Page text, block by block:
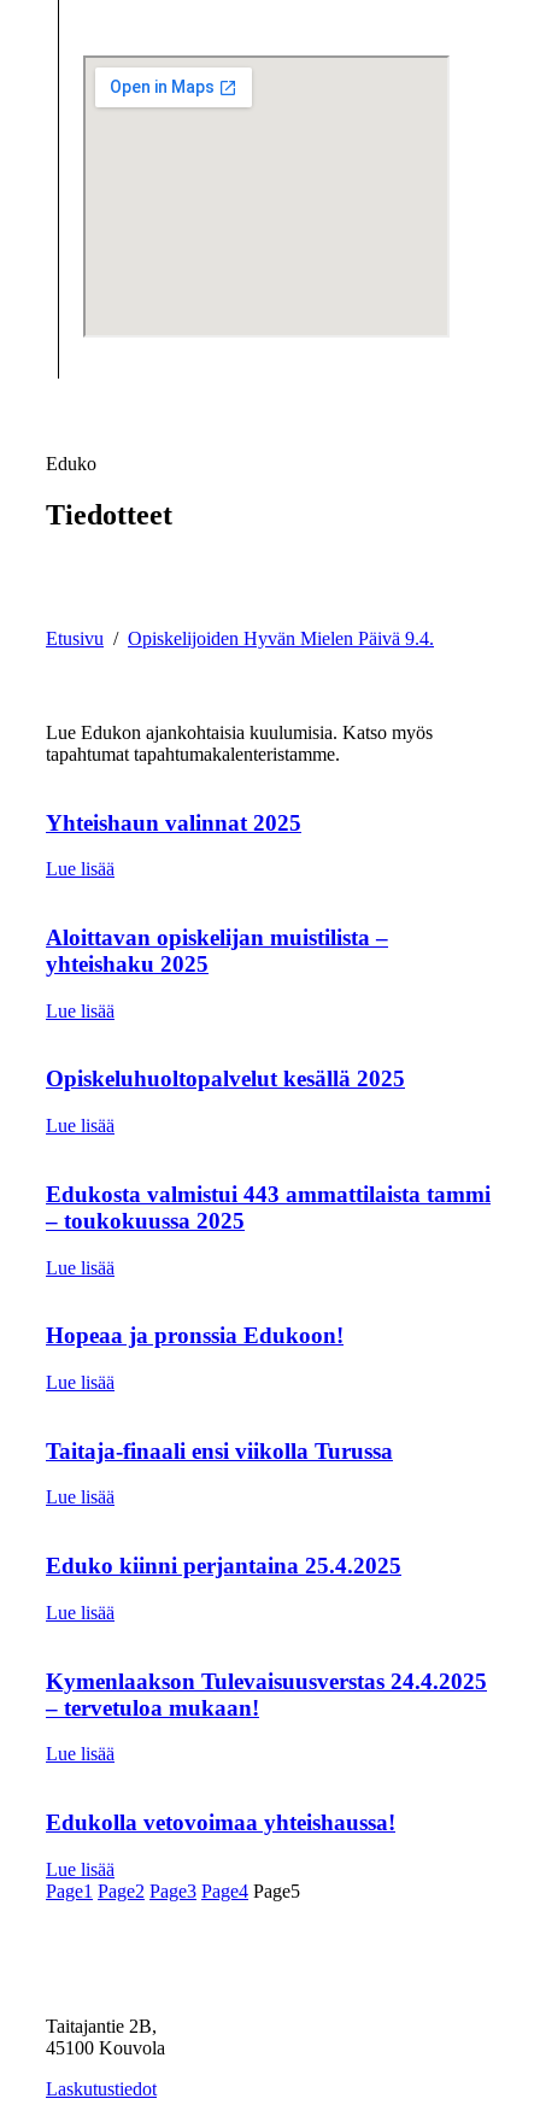
Eduko
Tiedotteet
Etusivu / Opiskelijoiden Hyvän Mielen Päivä 9.4.
Lue Edukon ajankohtaisia kuulumisia. Katso myös
tapahtumat tapahtuma­kalenteristamme.
Yhteishaun valinnat 2025
Lue lisää
Aloittavan opiskelijan muistilista –
yhteishaku 2025
Lue lisää
Opiskeluhuoltopalvelut kesällä 2025
Lue lisää
Edukosta valmistui 443 ammattilaista tammi
– toukokuussa 2025
Lue lisää
Hopeaa ja pronssia Edukoon!
Lue lisää
Taitaja-finaali ensi viikolla Turussa
Lue lisää
Eduko kiinni perjantaina 25.4.2025
Lue lisää
Kymenlaakson Tulevaisuusverstas 24.4.2025
– tervetuloa mukaan!
Lue lisää
Edukolla vetovoimaa yhteishaussa!
Lue lisää
Page1 Page2 Page3 Page4 Page5
Taitajantie 2B,
45100 Kouvola
Laskutustiedot